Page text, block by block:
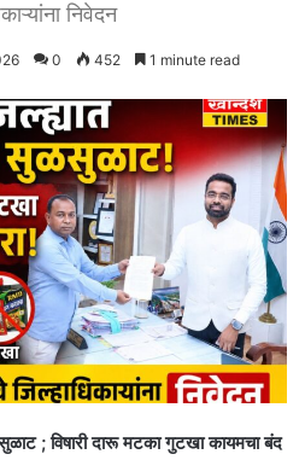
निवेदन
0 452 1 minute read
; विषारी दारू मटका गुटखा कायमचा बंद